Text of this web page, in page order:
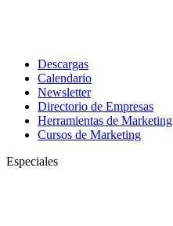
Descargas
Calendario
Newsletter
Directorio de Empresas
Herramientas de Marketing
Cursos de Marketing
Especiales